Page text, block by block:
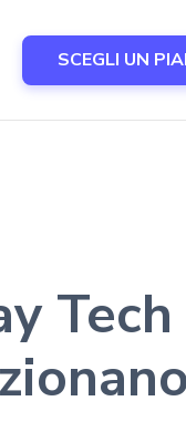
SCEGLI UN
Tech